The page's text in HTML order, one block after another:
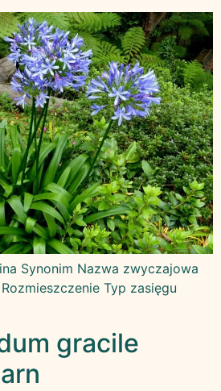
Synonim Nazwa zwyczajowa
Typ zasięgu
gracile